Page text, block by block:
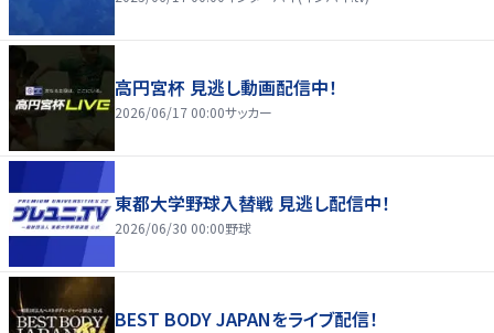
高円宮杯 見逃し動画配信中！
2026/06/17 00:00サッカー
東都大学野球入替戦 見逃し配信中！
2026/06/30 00:00野球
BEST BODY JAPANをライブ配信！